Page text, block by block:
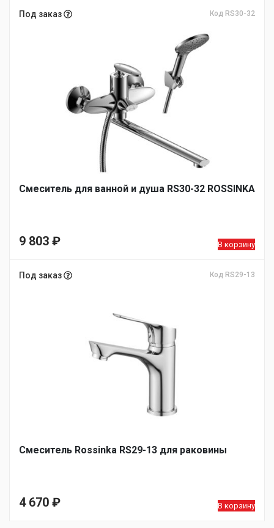
Под заказ Код RS30-32
Смеситель для ванной и душа RS30-32 ROSSINKA
9 803 ₽ В корзину
Под заказ Код RS29-13
Смеситель Rossinka RS29-13 для раковины
4 670 ₽ В корзину